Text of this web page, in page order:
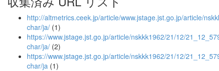
http://altmetrics.ceek.jp/article/www.jstage.jst.go.jp/article/
char/ja/ (1)
https://www.jstage.jst.go.jp/article/nskkk1962/21/12/
char/ja/ (2)
https://www.jstage.jst.go.jp/article/nskkk1962/21/12/
char/ja (1)